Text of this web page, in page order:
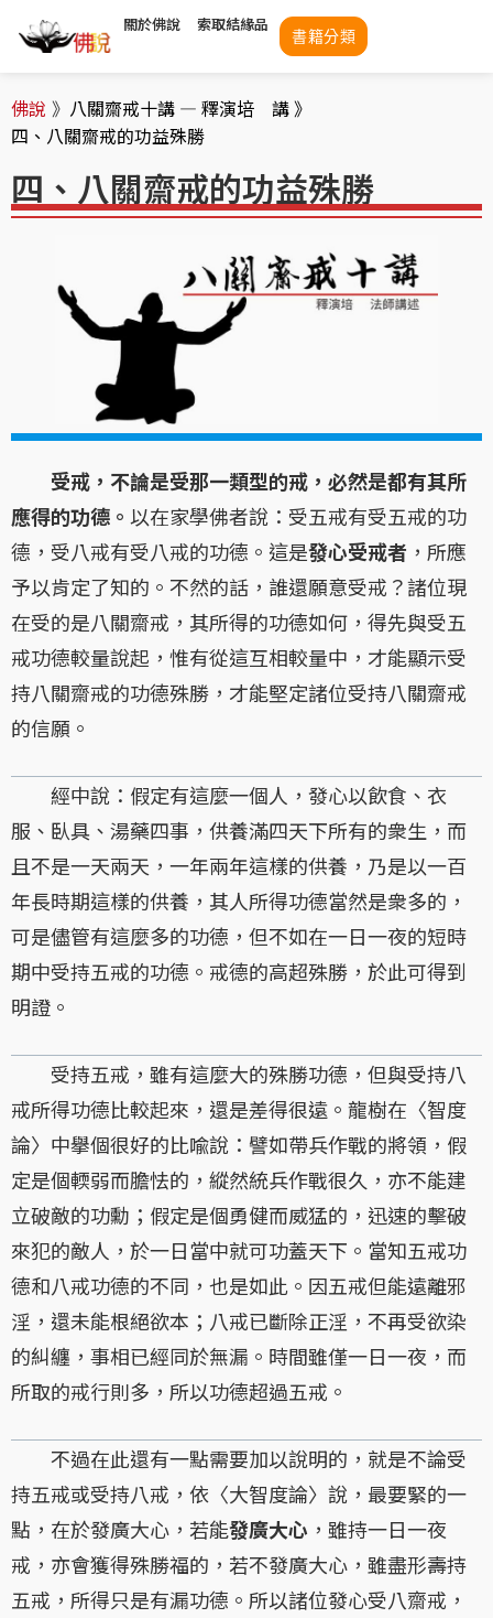
關於佛說 索取結緣品
書籍分類
佛說 》 八關齋戒十講 — 釋演培 講 》
四、八關齋戒的功益殊勝
四、八關齋戒的功益殊勝
受戒，不論是受那一類型的戒，必然是都有其所
應得的功德。 以在家學佛者說：受五戒有受五戒的功
德，受八戒有受八戒的功德。這是發心受戒者 ，所應
予以肯定了知的。不然的話，誰還願意受戒？諸位現
在受的是八關齋戒，其所得的功德如何，得先與受五
戒功德較量說起，惟有從這互相較量中，才能顯示受
持八關齋戒的功德殊勝，才能堅定諸位受持八關齋戒
的信願。
經中說：假定有這麼一個人，發心以飲食、衣
服、臥具、湯藥四事，供養滿四天下所有的衆生，而
且不是一天兩天，一年兩年這樣的供養，乃是以一百
年長時期這樣的供養，其人所得功德當然是衆多的，
可是儘管有這麼多的功德，但不如在一日一夜的短時
期中受持五戒的功德。戒德的高超殊勝，於此可得到
明證。
受持五戒，雖有這麼大的殊勝功德，但與受持八
戒所得功德比較起來，還是差得很遠。龍樹在〈智度
論〉中擧個很好的比喩說：譬如帶兵作戰的將領，假
定是個輭弱而膽怯的，縱然統兵作戰很久，亦不能建
立破敵的功勳；假定是個勇健而威猛的，迅速的擊破
來犯的敵人，於一日當中就可功蓋天下。當知五戒功
德和八戒功德的不同，也是如此。因五戒但能遠離邪
淫，還未能根絕欲本；八戒已斷除正淫，不再受欲染
的糾纏，事相已經同於無漏。時間雖僅一日一夜，而
所取的戒行則多，所以功德超過五戒。
不過在此還有一點需要加以說明的，就是不論受
持五戒或受持八戒，依〈大智度論〉說，最要緊的一
點，在於發廣大心，若能發廣大心 ，雖持一日一夜
戒，亦會獲得殊勝福的，若不發廣大心，雖盡形壽持
五戒，所得只是有漏功德。所以諸位發心受八齋戒，